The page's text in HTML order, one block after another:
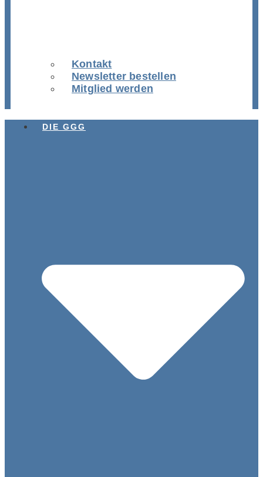
Kontakt
Newsletter bestellen
Mitglied werden
DIE GGG